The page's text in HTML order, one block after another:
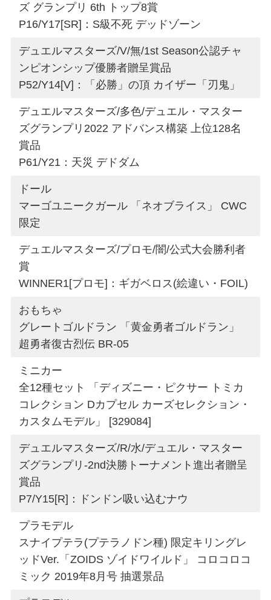
ズ グランプリ 6th トップ8賞
P16/Y17[SR]：S級不死 デッドゾーン
デュエルマスターズ/V/無/1st Season公認チャ
ンピオンシップ優勝者贈呈賞品
P52/Y14[V]：「必勝」の頂 カイザー「刃鬼」
デュエルマスターズ/多色/デュエル・マスター
ズグランプリ2022 アドバンス構築 上位128名
賞品
P61/Y21：天災 デドダム
ドール
マーゴユニークガール 「ネオブライス」 CWC
限定
デュエルマスターズ/プロモ/闇/公式大会勝利者
賞
WINNER1[プロモ]：ギガベロス(絵違い・FOIL)
おもちゃ
グレートゴルドラン 「黄金勇者ゴルドラン」
超勇者復古烈伝 BR-05
ミニカー
全12種セット 「ディズニー・ピクサー トミカ
コレクション Dカプセル カーズセレクション・
カスタムモデル」 [329084]
デュエルマスターズ/R/水/デュエル・マスター
ズグランプリ-2nd決勝トーナメント進出者贈呈
賞品
P7/Y15[R]：ドンドン吸い込むナウ
プラモデル
スナイプテラ(プテラノドン種) 限定キリングレ
ッドVer.「ZOIDS ゾイドワイルド」 コロコロコ
ミック 2019年8月号 抽選景品